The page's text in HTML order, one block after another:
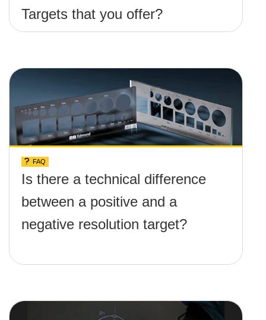
Targets that you offer?
FAQ
Is there a technical difference
between a positive and a
negative resolution target?